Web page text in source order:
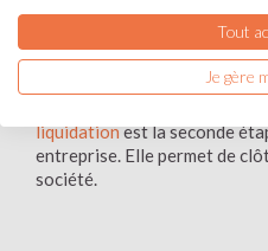
associé personne physique
retrouve le même
nom l’indique, est aussi une
dissolution anticipée ou
liquidationest la seconde
entreprise. Elle permet de
société.
Tout
Je gère